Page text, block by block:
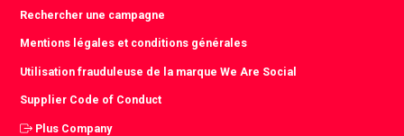
Rechercher une campagne
Mentions légales et conditions générales
Utilisation frauduleuse de la marque We Are Social
Supplier Code of Conduct
Plus Company